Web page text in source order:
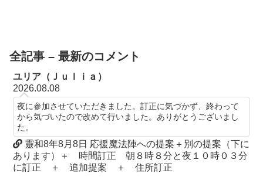
全記事 – 最新のコメント
ユリア（Ｊｕｌｉａ）
2026.08.08
夜に参加させていただきました。訂正に気づかず、終わって
から気づいたので改めて行いました。ありがとうございまし
た。
靈和8年8月8日 応援魔法陣への提案＋別の提案（下に
あります）＋ 時間訂正 朝８時８分と夜１０時０３分
に訂正 ＋ 追加提案 ＋ 住所訂正